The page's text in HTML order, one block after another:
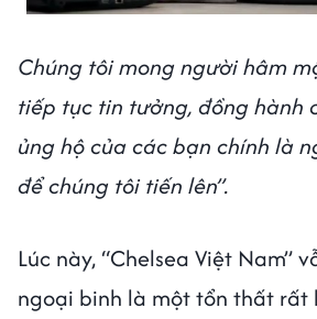
Chúng tôi mong người hâm
tiếp tục tin tưởng, đồng hành
ủng hộ của các bạn chính là
để chúng tôi tiến lên”.
Lúc này, “Chelsea Việt Nam”
ngoại binh là một tổn thất rất